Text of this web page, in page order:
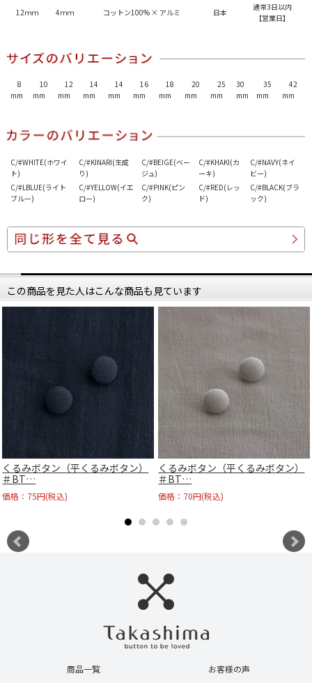
12ｍｍ
4ｍｍ コットン100% × アルミ 日本
通常3日以内
【営業日】
8
mm
10
mm
12
mm
14
mm
14
mm
16
mm
18
mm
20
mm
25
mm
30
mm
35
mm
42
mm
C/#WHITE(ホワイ
ト)
C/#KINARI(生成
り)
C/#BEIGE(ベー
ジュ)
C/#KHAKI(カ
ーキ)
C/#NAVY(ネイ
ビー)
C/#LBLUE(ライト
ブルー)
C/#YELLOW(イエ
ロー)
C/#PINK(ピン
ク)
C/#RED(レッ
ド)
C/#BLACK(ブラ
ック)
この商品を見た人はこんな商品も見ています
くるみボタン（平くるみボタン）
＃BT…
価格：75円(税込)
くるみボタン（平くるみボタン）
＃BT…
価格：70円(税込)
商品一覧
お客様の声